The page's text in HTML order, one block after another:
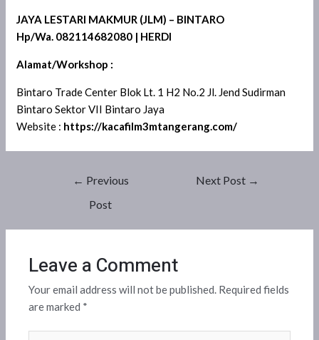
JAYA LESTARI MAKMUR (JLM) – BINTARO
Hp/Wa. 082114682080 | HERDI
Alamat/Workshop :
Bintaro Trade Center Blok Lt. 1 H2 No.2 Jl. Jend Sudirman
Bintaro Sektor VII Bintaro Jaya
Website : https://kacafilm3mtangerang.com/
← Previous
Post
Next Post →
Leave a Comment
Your email address will not be published. Required fields
are marked *